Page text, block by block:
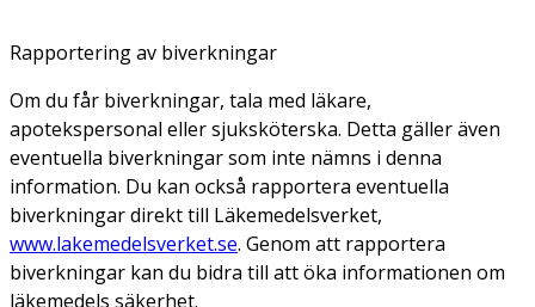
Rapportering av biverkningar
Om du får biverkningar, tala med läkare,
apotekspersonal eller sjuksköterska. Detta gäller även
eventuella biverkningar som inte nämns i denna
information. Du kan också rapportera eventuella
biverkningar direkt till Läkemedelsverket,
www.lakemedelsverket.se. Genom att rapportera
biverkningar kan du bidra till att öka informationen om
läkemedels säkerhet.